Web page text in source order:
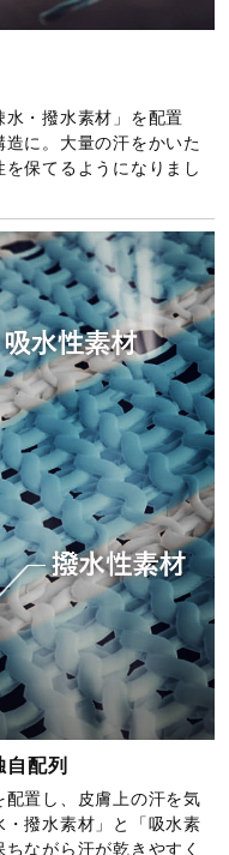
・撥水素材」を配置
に。大量の汗をかいた
保てるようになりまし
配列
置し、皮膚上の汗を気
撥水素材」と「吸水素
ながら汗が乾きやすく